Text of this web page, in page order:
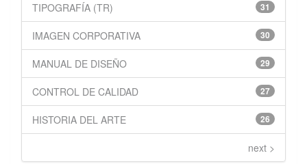
31
TIPOGRAFÍA (TR)
30
IMAGEN CORPORATIVA
29
MANUAL DE DISEÑO
27
CONTROL DE CALIDAD
26
HISTORIA DEL ARTE
next >